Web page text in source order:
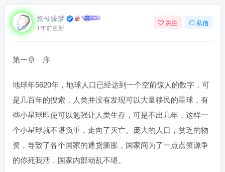
悠兮缘梦
1年前更新
关注 私信
第一章 序
地球年5620年，地球人口已经达到一个空前惊人的数字，可
是几百年的搜索，人类并没有发现可以大量移民的星球，有
些小星球即使可以勉强让人类生存，可是不出几年，这样一
个小星球就不堪负重，走向了灭亡。庞大的人口，贫乏的物
资，导致了各个国家的通货膨胀，国家间为了一点点资源争
的你死我活，国家内部动乱不堪。